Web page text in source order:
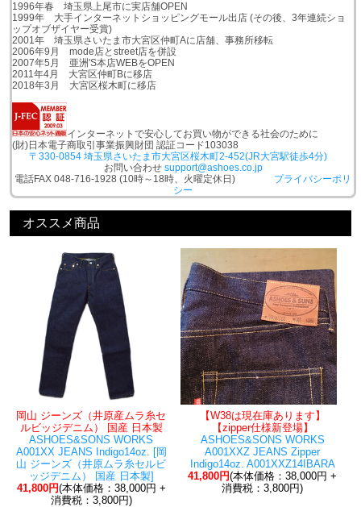
1996年春 埼玉県上尾市に実店舗OPEN
1999年 大手インターネットショッピングモール出店 (その後、3年連続ショ
ップオブザイヤー受賞)
2001年 埼玉県さいたま市大宮区仲町Aに店舗、事務所移転
2006年9月 mode店とstreet店を併設
2007年5月 亜洲'S本店WEBをOPEN
2011年4月 大宮区仲町Bに移店
2018年3月 大宮区桜木町に移店
インターネットで安心してお買い物ができる社会のために
(財)日本電子商取引事業振興財団 認証コード103038
〒330-0854 埼玉県さいたま市大宮区桜木町2-452(JR大宮駅徒歩4分)
お問い合わせ support@ashoes.co.jp
電話FAX 048-716-1928 (10時～18時、火曜定休日) プライバシーポリ
シー
オススメ商品
岡山 ジーンズ（井原産ムラ糸セ
ルビッジデニム） 国産 日本製
ASHOES&SONS WORKS
A001XX JEANS Indigo14oz. [岡
山 ジーンズ（井原ムラ糸セルビ
ッジデニム） 国産 日本製]
41,800円(本体価格：38,000円 +
消費税：3,800円)
【W38は現在庫あります】
【zipper仕様新登場】
ASHOES&SONS WORKS
A001XXZ JEANS Zipper
Indigo14oz. A001XXZ14IBARA
41,800円(本体価格：38,000円 +
消費税：3,800円)